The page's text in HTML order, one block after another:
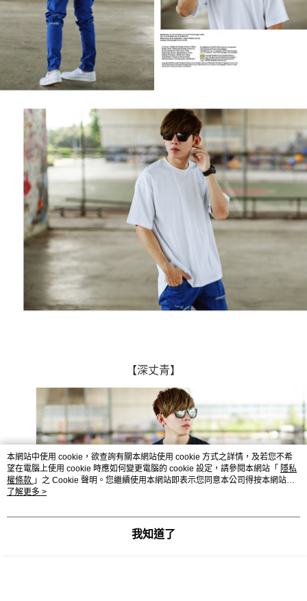
【深丈青】
本網站中使用 cookie，欲查詢有關本網站使用 cookie 方式之詳情，及若您不希
望在電腦上使用 cookie 時應如何變更電腦的 cookie 設定，請參閱本網站「 隱私
權條款 」之 Cookie 聲明。您繼續使用本網站即表示您同意本公司得按本網站使
用條款之 Cookie 聲明使用 cookie。
了解更多 >
我知道了